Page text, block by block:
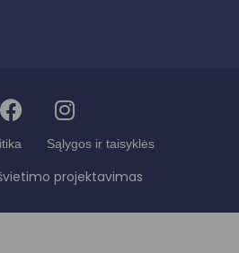
Sąlygos ir taisyklės
projektavimas